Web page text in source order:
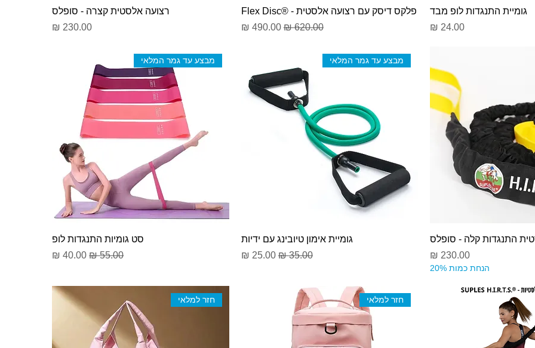
גומיית התנגדות לופ מבד
מחיר
פלקס דיסק עם רצועה אלסטית - ®Flex Disc
מחיר רגיל‏620.00 ‏₪ מחיר מבצע‏490.00 ‏₪
רצועה אלסטית קצרה - סופלס
מחיר
התנגדות קלה - סופלס
מחיר
הנחת כמות 20%
מבצע עד גמר המלאי
גומיית אימון טיובינג עם ידיות
מחיר רגיל‏35.00 ‏₪ מחיר מבצע‏25.00 ‏₪
מבצע עד גמר המלאי
סט גומיות התנגדות לופ
מחיר רגיל‏55.00 ‏₪ מחיר מבצע
חזר למלאי חזר למלאי